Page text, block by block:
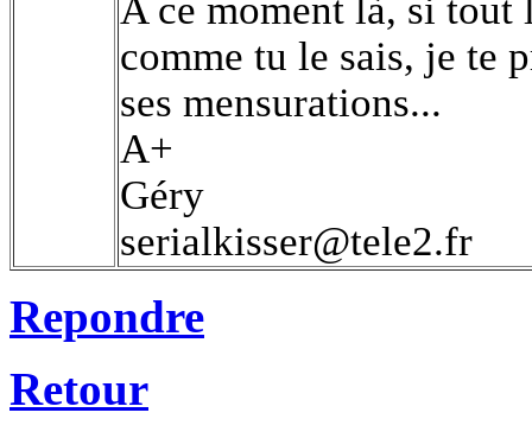
A ce moment là, si tout
comme tu le sais, je te
ses mensurations...
A+
Géry
serialkisser@tele2.fr
Repondre
Retour